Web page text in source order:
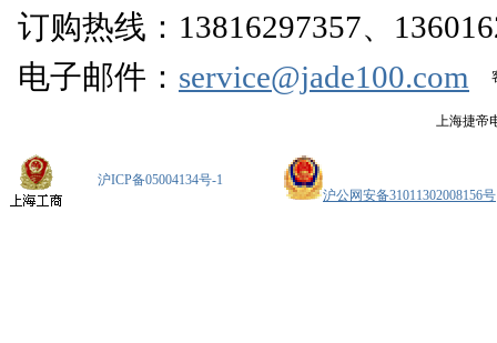
订购热线：13816297357、
电子邮件： service@jade100.com
上海捷帝
沪ICP备05004134号-1
沪公网安备31011302008156号